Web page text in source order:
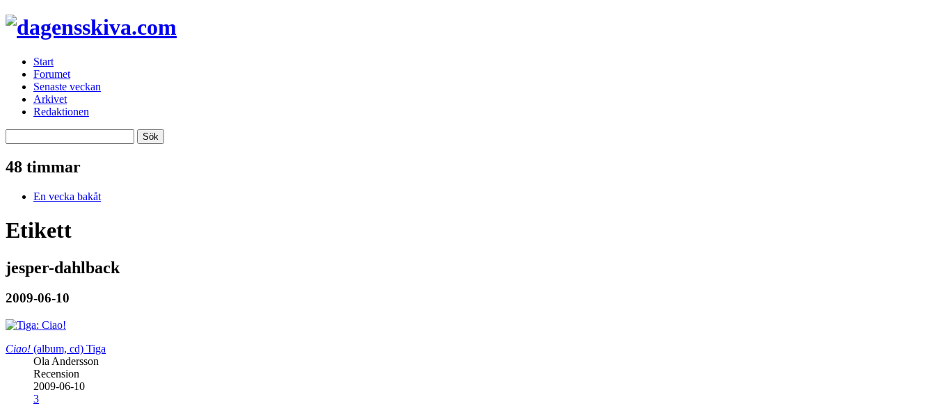
Start
Forumet
Senaste veckan
Arkivet
Redaktionen
48 timmar
En vecka bakåt
Etikett
jesper-dahlback
2009-06-10
Ciao! (album, cd) Tiga
Ola Andersson
Recension
2009-06-10
3